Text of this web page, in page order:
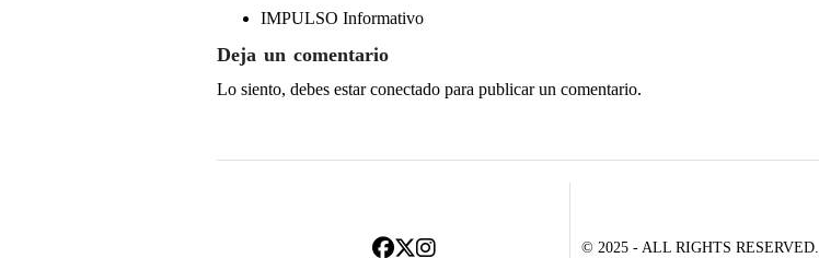
IMPULSO Informativo
Deja un comentario
Lo siento, debes estarconectado para publicar un comentario.
© 2025 - ALL RIGHTS RESERVED.